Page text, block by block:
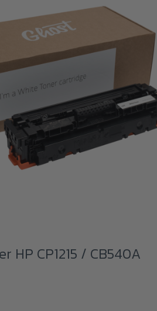
HP CP1215 / CB540A